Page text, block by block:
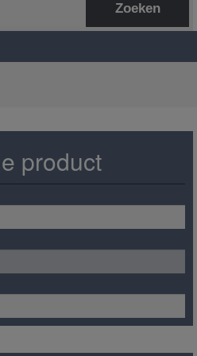
Zoeken
product